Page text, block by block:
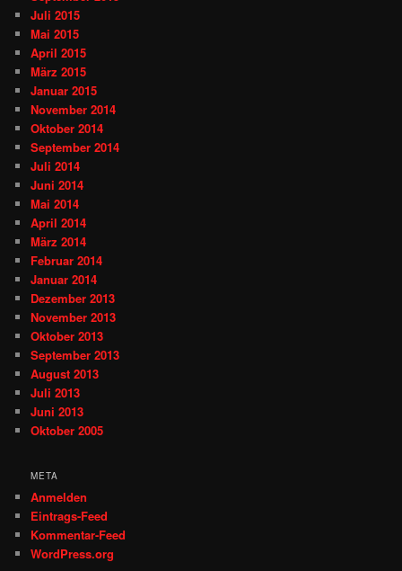
Juli 2015
Mai 2015
April 2015
März 2015
Januar 2015
November 2014
Oktober 2014
September 2014
Juli 2014
Juni 2014
Mai 2014
April 2014
März 2014
Februar 2014
Januar 2014
Dezember 2013
November 2013
Oktober 2013
September 2013
August 2013
Juli 2013
Juni 2013
Oktober 2005
META
Anmelden
Eintrags-Feed
Kommentar-Feed
WordPress.org